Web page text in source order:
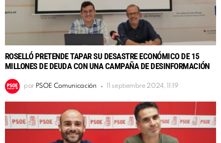
ROSELLÓ PRETENDE TAPAR SU DESASTRE ECONÓMICO DE 15
MILLONES DE DEUDA CON UNA CAMPAÑA DE DESINFORMACIÓN
por PSOE Comunicación 11 septiembre 2024, 11:19